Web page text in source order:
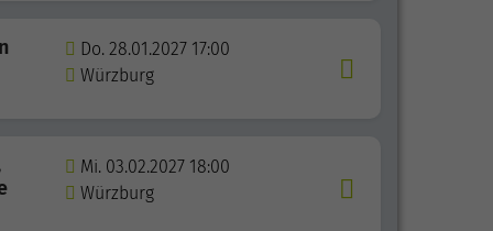
Do. 28.01.2027 17:00
Würzburg
Mi. 03.02.2027 18:00
Würzburg